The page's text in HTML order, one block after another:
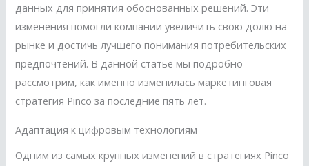
данных для принятия обоснованных решений. Эти
изменения помогли компании увеличить свою долю на
рынке и достичь лучшего понимания потребительских
предпочтений. В данной статье мы подробно
рассмотрим, как именно изменилась маркетинговая
стратегия Pinco за последние пять лет.
Адаптация к цифровым технологиям
Одним из самых крупных изменений в стратегиях Pinco